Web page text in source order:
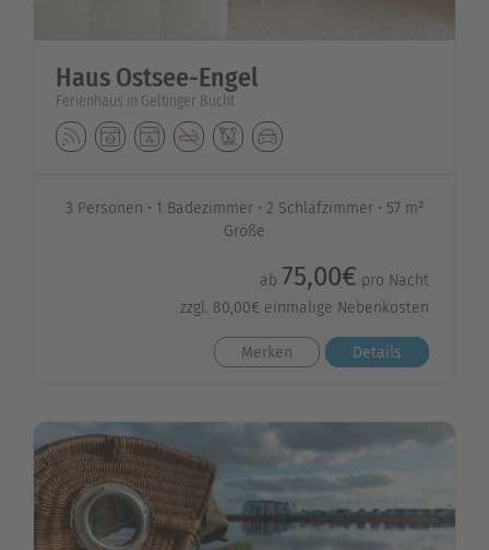
Haus Ostsee-Engel
Ferienhaus in Geltinger Bucht
3 Personen 1 Badezimmer 2 Schlafzimmer
57 m²
Größe
ab 75,00€ pro Nacht
zzgl. 80,00€ einmalige Nebenkosten
Merken Details